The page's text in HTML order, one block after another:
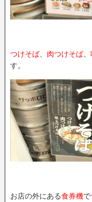
つけそば、 肉つけそば、
す。
お店の外にある食券機で